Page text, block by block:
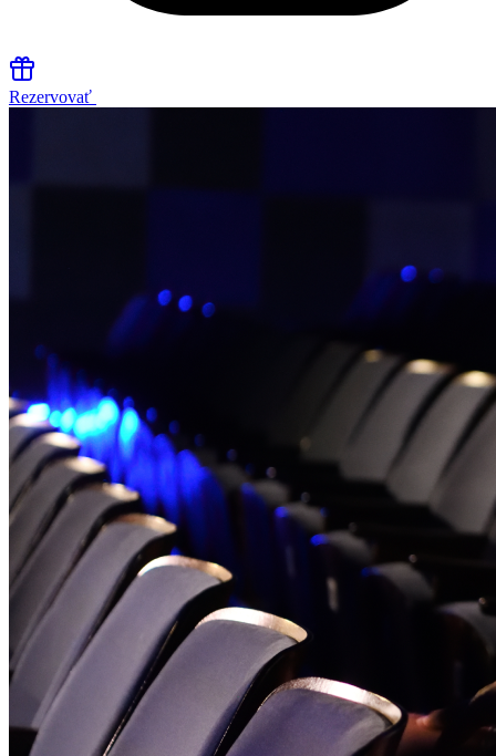
Rezervovať